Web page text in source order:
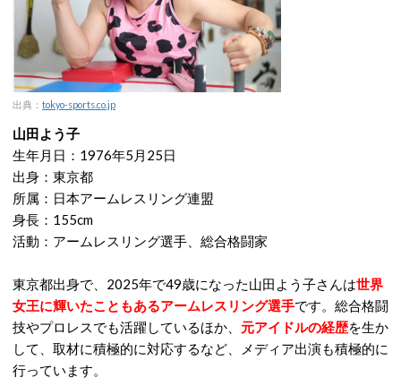
出典： tokyo-sports.co.jp
山田よう子
生年月日：1976年5月25日
出身：東京都
所属：日本アームレスリング連盟
身長：155cm
活動：アームレスリング選手、総合格闘家
東京都出身で、2025年で49歳になった山田よう子さんは世界
女王に輝いたこともあるアームレスリング選手です。総合格闘
技やプロレスでも活躍しているほか、 元アイドルの経歴を生か
して、取材に積極的に対応するなど、メディア出演も積極的に
行っています。